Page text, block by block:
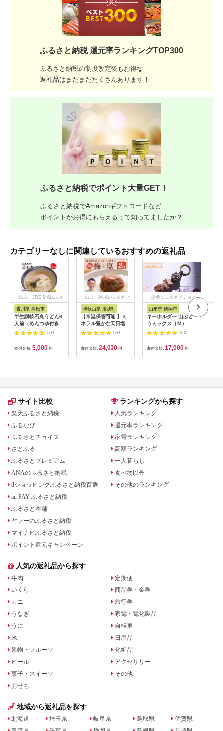
ふるさと納税 還元率ランキングTOP300
ふるさと納税の制度改定後もお得な
返礼品はまだまだたくさんあります！
ふるさと納税でポイント大量GET！
ふるさと納税でAmazonギフトコードなど
ポイントがお得にもらえるって知ってましたか？
カテゴリーなしに関連しているおすすめの返礼品
出典：JRE MALLふる
さと納税
香川県 高松市
半生讃岐石丸うどん6
人前（めんつゆ付き）
麺300g×2袋
5.0
寄付金額: 5,000 円
出典：ANAのふるさと
和歌山県 湯浅町
【常温保管可能 】ミ
ネラル豊かな天日塩だ
けで漬けた無添加梅干
し2kg 梅ボーイズ｜
B201_EP6024
5.0
寄付金額: 24,000 円
出典：ふるさとチョイ
山形県 鶴岡市
キーホルダー 山ぶど
うミックス（Ｍ） 山
形県鶴岡市 アトリエ
かおる | 山葡萄 雑貨
キーホルダー ギフト
贈り物 お取り寄せ 返
礼品
5.0
寄付金額: 17,000 円
サイト比較
楽天ふるさと納税
ふるなび
ふるさとチョイス
さとふる
ふるさとプレミアム
ANAのふるさと納税
dショッピングふるさと納税百選
au PAY ふるさと納税
ふるさと本舗
ヤフーのふるさと納税
マイナビふるさと納税
ポイント還元キャンペーン
ランキングから探す
人気ランキング
還元率ランキング
家電ランキング
高額ランキング
一人暮らし
食べ物以外
その他のランキング
人気の返礼品から探す
牛肉
いくら
カニ
うなぎ
うに
米
果物・フルーツ
ビール
菓子・スイーツ
おせち
定期便
商品券・金券
旅行券
家電・電化製品
自転車
日用品
化粧品
アクセサリー
その他
地域から返礼品を探す
北海道
埼玉県
岐阜県
鳥取県
佐賀県